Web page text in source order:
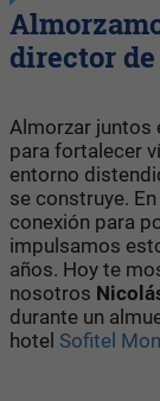
director
Almorzar juntos
para fortalecer
entorno
se construye. En
conexión para
impulsamos
años. Hoy te
nosotros
durante un
hotel Sofitel